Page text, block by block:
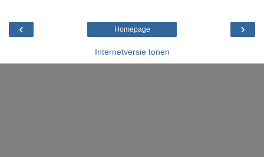
‹ ›
Homepage
Internetversie tonen